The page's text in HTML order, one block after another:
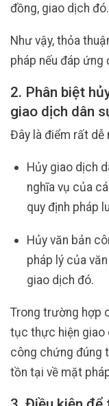
đồng, giao dịch đó.
Như vậy, thỏa
pháp nếu đáp ứng
2. Phân biệt
giao dịch dân
Đây là điểm rất dễ
Hủy giao dịch
nghĩa vụ của
quy định pháp
Hủy văn bản
pháp lý của
giao dịch đó.
Trong trường hợp
tục thực hiện giao
công chứng đúng
tồn tại về mặt